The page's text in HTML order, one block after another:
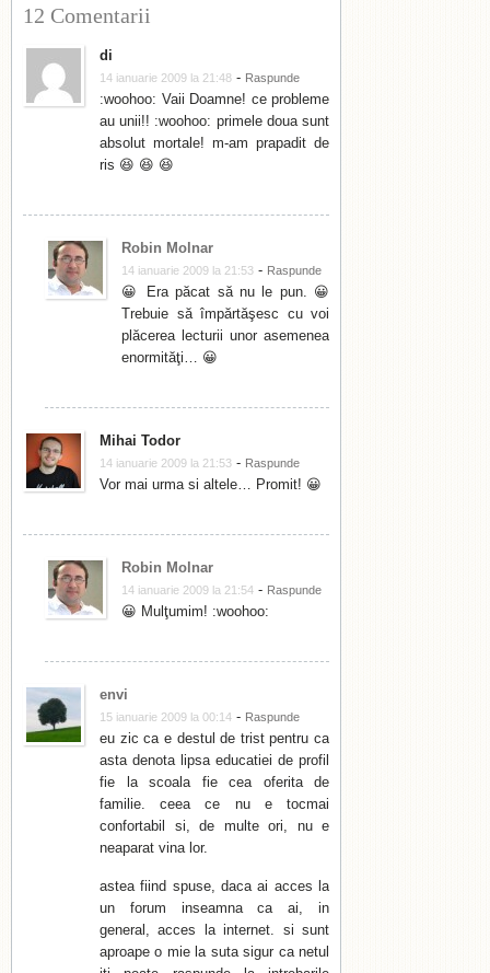
12 Comentarii
di
14 ianuarie 2009 la 21:48 - Raspunde
:woohoo: Vaii Doamne! ce probleme
au unii!! :woohoo: primele doua sunt
absolut mortale! m-am prapadit de
ris 😆 😆 😆
Robin Molnar
14 ianuarie 2009 la 21:53 - Raspunde
😀 Era păcat să nu le pun. 😀
Trebuie să împărtăşesc cu voi
plăcerea lecturii unor asemenea
enormităţi… 😀
Mihai Todor
14 ianuarie 2009 la 21:53 - Raspunde
Vor mai urma si altele… Promit! 😀
Robin Molnar
14 ianuarie 2009 la 21:54 - Raspunde
😀 Mulţumim! :woohoo:
envi
15 ianuarie 2009 la 00:14 - Raspunde
eu zic ca e destul de trist pentru ca
asta denota lipsa educatiei de profil
fie la scoala fie cea oferita de
familie. ceea ce nu e tocmai
confortabil si, de multe ori, nu e
neaparat vina lor.
astea fiind spuse, daca ai acces la
un forum inseamna ca ai, in
general, acces la internet. si sunt
aproape o mie la suta sigur ca netul